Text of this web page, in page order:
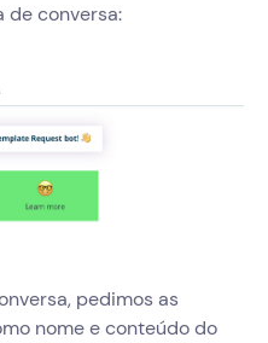
de conversa:
pedimos as
nome e conteúdo do